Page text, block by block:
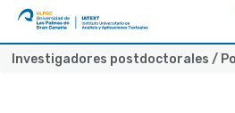
ULPGC
Ir
Investigadores postdoctorales /